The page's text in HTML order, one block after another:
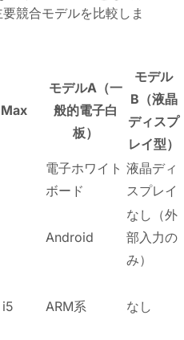
競合モデルを比較しま
モデルA（一
般的電子白
板）
モデル
B（液晶
ディスプ
レイ型）
電子ホワイト
ボード
液晶ディ
スプレイ
Android
なし（外
部入力の
み）
ARM系 なし